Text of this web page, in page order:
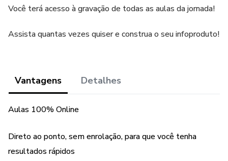
Você terá acesso à gravação de todas as aulas da jornada!
Assista quantas vezes quiser e construa o seu infoproduto!
Vantagens Detalhes
Aulas 100% Online
Direto ao ponto, sem enrolação, para que você tenha
resultados rápidos